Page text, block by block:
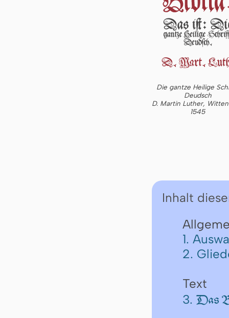
Die gantze Heilige
Deudsch
D. Martin Luther,
1545
Inhalt
1.
2.
Text
3. Das